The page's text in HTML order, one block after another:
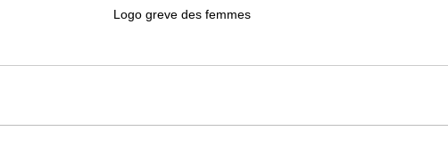
Logo greve des femmes